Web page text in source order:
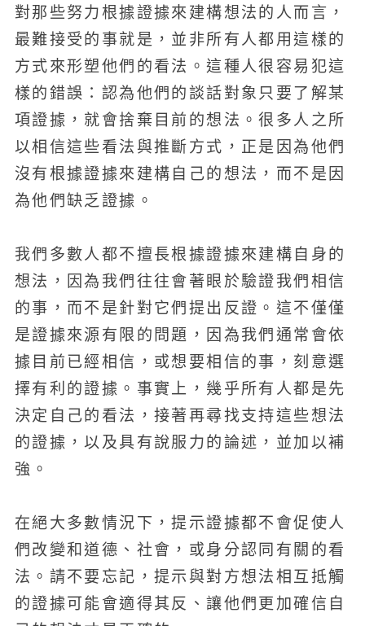
對那些努力根據證據來建構想法的人而言，
最難接受的事就是，並非所有人都用這樣的
方式來形塑他們的看法。這種人很容易犯這
樣的錯誤：認為他們的談話對象只要了解某
項證據，就會捨棄目前的想法。很多人之所
以相信這些看法與推斷方式，正是因為他們
沒有根據證據來建構自己的想法，而不是因
為他們缺乏證據。
我們多數人都不擅長根據證據來建構自身的
想法，因為我們往往會著眼於驗證我們相信
的事，而不是針對它們提出反證。這不僅僅
是證據來源有限的問題，因為我們通常會依
據目前已經相信，或想要相信的事，刻意選
擇有利的證據。事實上，幾乎所有人都是先
決定自己的看法，接著再尋找支持這些想法
的證據，以及具有說服力的論述，並加以補
強。
在絕大多數情況下，提示證據都不會促使人
們改變和道德、社會，或身分認同有關的看
法。請不要忘記，提示與對方想法相互抵觸
的證據可能會適得其反、讓他們更加確信自